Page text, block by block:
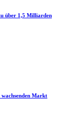
über 1,5 Milliarden
Markt